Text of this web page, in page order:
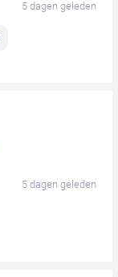
5 dagen geleden
5 dagen geleden